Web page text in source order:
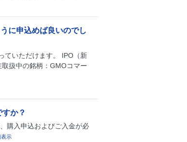
に申込めば良いのでし
ていただけます。 IPO（新
扱中の銘柄：GMOコマー
か？
購入申込およびご入金が必
表示